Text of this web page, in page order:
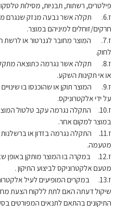
פילטרים, רשתות, תבניות, מסילות
ז.6. תקלה אשר נבעה מנזק שנגרם
חרקים/זוחלים למיניהם במוצר.
ז.7. המוצר מחובר לגנרטור או
לחוק.
ז.8. תקלה אשר נגרמה כתוצאה
או אי תקינות השקע.
ז.9. המוצר תוקן או שהוכנסו בו
על ידי אלקטרוניקס.
ז.10. התקלה נגרמה עקב טלטול
במוצר למקום אחר.
ז.11. התקלה נגרמה בזדון או
מטעמה.
ז.12. במקרה בו המוצר מותקן באופן
מטעם אלקטרוניקס לביצוע התיקון .
ז.13. במקרים המופיעים לעיל
שיקול דעתה האם לתת ללקוח הצעת
התיקונים בהתאם לתנאים המפורטים